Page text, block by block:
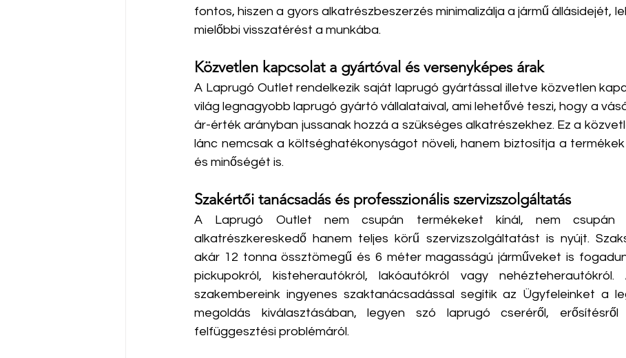
fontos, hiszen a gyors alkatrészbeszerzés minimalizálja a jármű állásidejét,
mielőbbi visszatérést a munkába. ​
Közvetlen kapcsolat a gyártóval és versenyképes árak
A Laprugó Outlet rendelkezik saját laprugó gyártással illetve közvetlen
világ legnagyobb laprugó gyártó vállalataival, ami lehetővé teszi, hogy a
ár-érték arányban jussanak hozzá a szükséges alkatrészekhez. Ez a
lánc nemcsak a költséghatékonyságot növeli, hanem biztosítja a
és minőségét is. ​
Szakértői tanácsadás és professzionális szervizszolgáltatás
A Laprugó Outlet nem csupán termékeket kínál, nem csupán
alkatrészkereskedő hanem teljes körű szervizszolgáltatást is nyújt.
akár 12 tonna össztömegű és 6 méter magasságú járműveket is
pickupokról, kisteherautókról, lakóautókról vagy
szakembereink ingyenes szaktanácsadással segítik az Ügyfeleinket a
megoldás kiválasztásában, legyen szó laprugó cseréről,
felfüggesztési problémáról.